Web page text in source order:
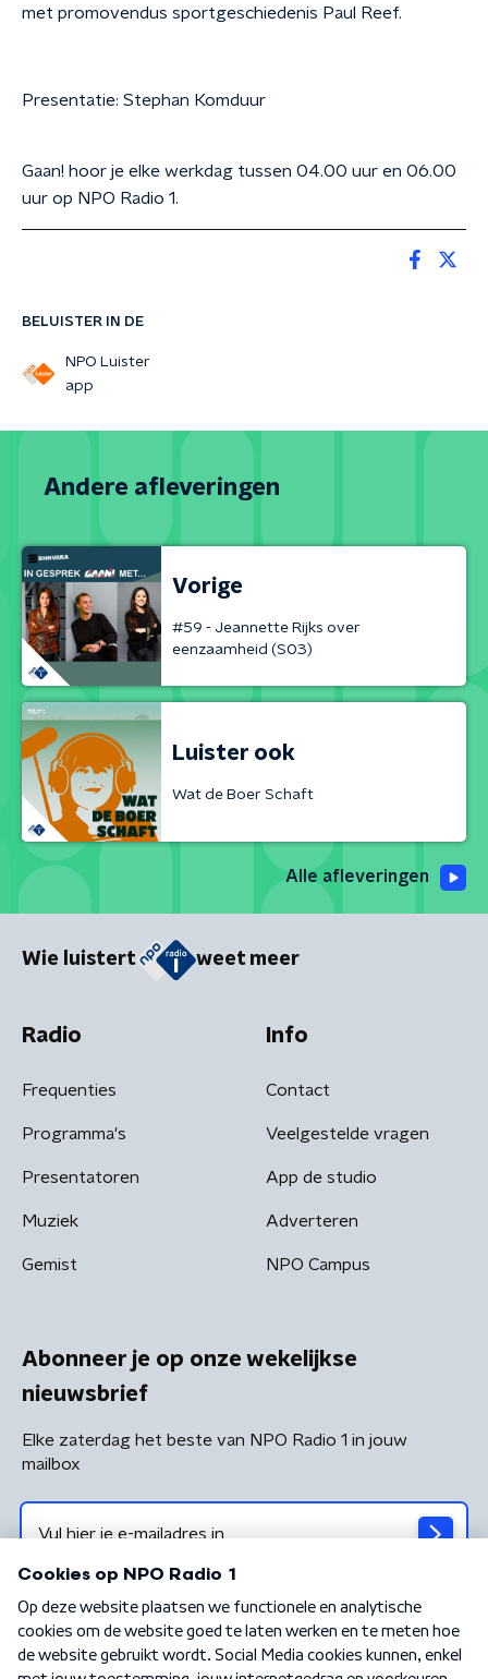
BELUISTER IN DE
NPO Luister
app
met promovendus sportgeschiedenis Paul Reef.
Presentatie: Stephan Komduur
Gaan! hoor je elke werkdag tussen 04.00 uur en 06.00
uur op NPO Radio 1.
Andere afleveringen
Vorige
#59 - Jeannette Rijks over
eenzaamheid (S03)
Luister ook
Wat de Boer Schaft
Alle afleveringen
Wie luistert weet meer
Radio
Frequenties
Programma's
Presentatoren
Muziek
Gemist
Info
Contact
Veelgestelde vragen
App de studio
Adverteren
NPO Campus
Abonneer je op onze wekelijkse
nieuwsbrief
Elke zaterdag het beste van NPO Radio 1 in jouw
mailbox
Algemene voorwaarden